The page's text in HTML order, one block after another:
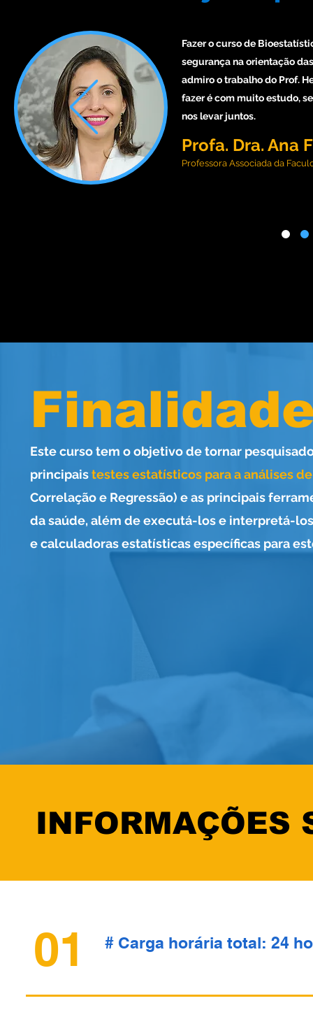
QUERO ME
Inscrições e informações SOMENTE pela FUNBEO
site: www.funbeo.com.br
Fazer o curso de
segurança na orientação
admiro o trabalho do Prof.
fazer é com muito estudo,
nos levar juntos.
Profa. Dra. Ana
Professora Associada da
Este curso tem o objetivo de tornar
principaistestes estatísticos para a análises
Correlação e Regressão) e as principais
da saúde, além de executá-los e interpretá-
e calculadoras estatísticas específicas para
INFORMAÇÕES
01 # Carga horária total: 24